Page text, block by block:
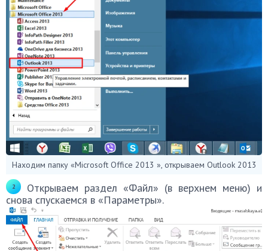
Находим папку «Microsoft Office 2013 », открываем Outlook 2013
Открываем раздел «Файл» (в верхнем меню) и
снова спускаемся в «Параметры».